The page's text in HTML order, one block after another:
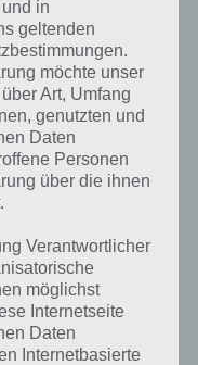
Lösung
dieses eigentlich und
auch zu Norwegen? Zu
auch immer eine
in
geltenden
möchte unser
Art, Umfang
genutzten und
Daten
Personen
über die ihnen
Verantwortlicher
möglichst
Internetseite
Daten
Internetbasierte